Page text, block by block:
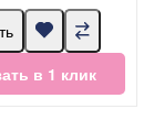
в 1 клик